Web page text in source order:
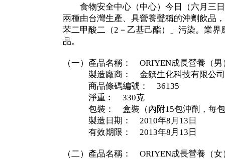
食物安全中心（中心）今日（六月三日
兩種由台灣生產、具營養聲稱的沖劑飲品
苯二甲酸二（2－乙基己酯）」污染。業界
品。
（一）產品名稱： ORIYEN成長營養（男
製造廠商： 金饌生化科技有限公司
商品條碼編號： 36135
淨重︰ 330克
包裝： 盒裝（內附15包沖劑，每包
製造日期： 2010年8月13日
有效期限： 2013年8月13日
（二）產品名稱： ORIYEN成長營養（女